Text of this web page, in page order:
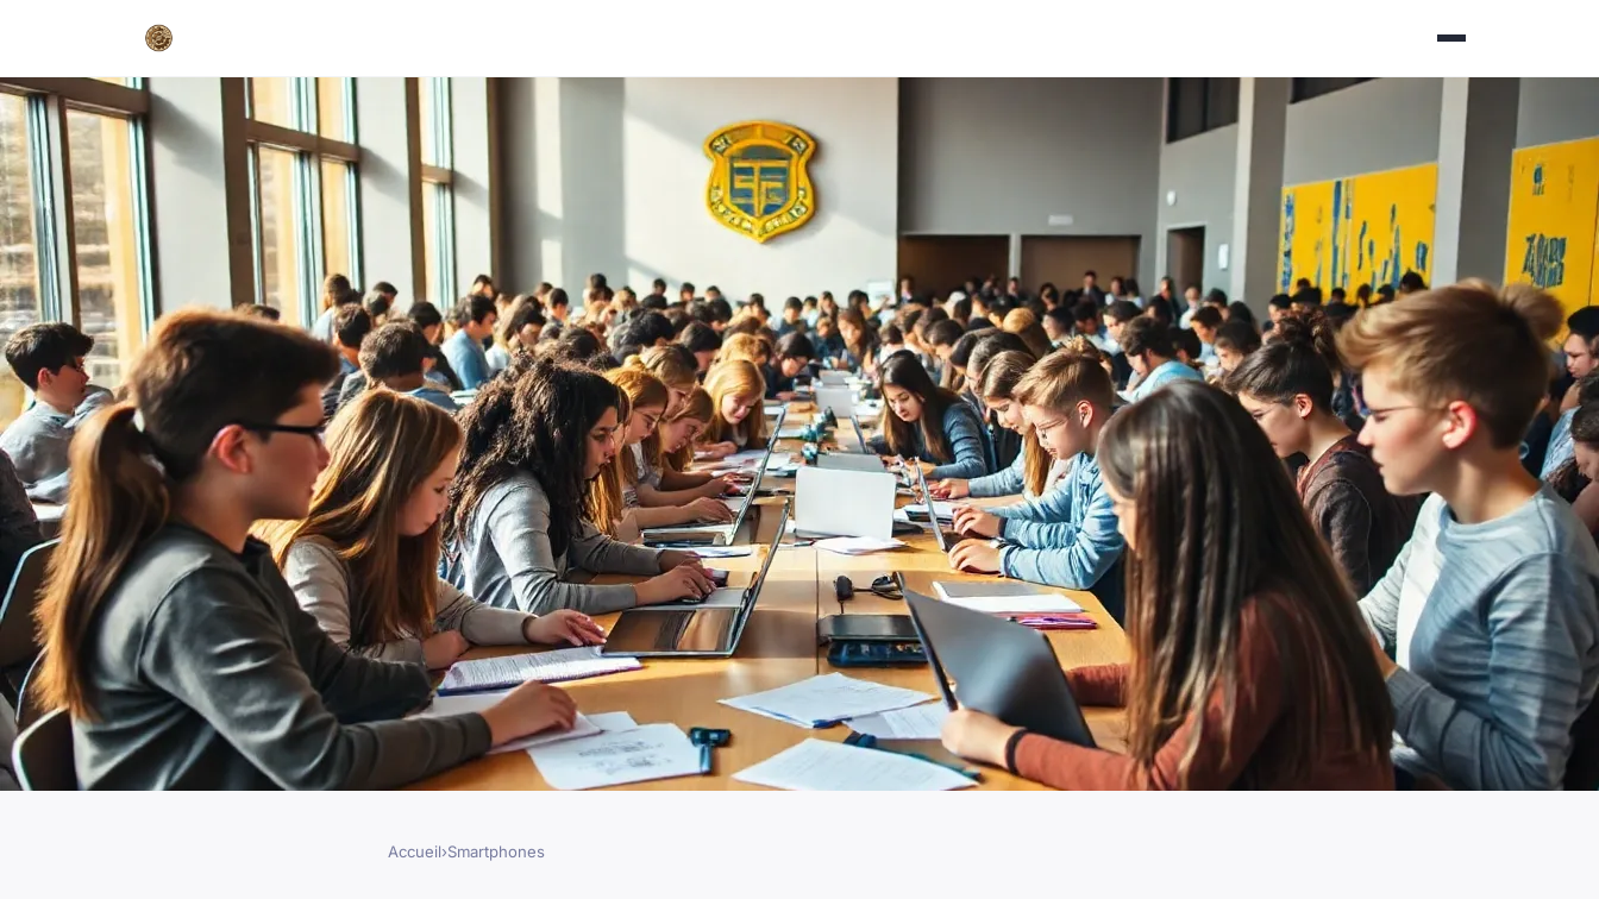
Accueil›Smartphones